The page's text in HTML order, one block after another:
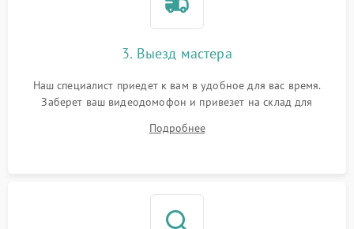
3. Выезд мастера
Наш специалист приедет к вам в удобное для вас время.
Заберет ваш видеодомофон и привезет на склад для
Подробнее